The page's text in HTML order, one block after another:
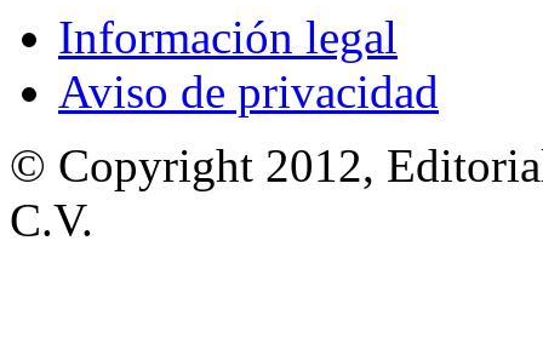
Información legal
Aviso de privacidad
© Copyright 2012,
C.V.